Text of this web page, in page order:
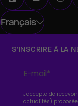
Français
S’INSCRIRE À LA
J'accepte de
actualités)